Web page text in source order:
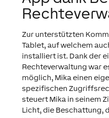
Zur unterstützten
Tablet, auf welchem
installiert ist. Dank der
Rechteverwaltung war
möglich, Mika einen
spezifischen
steuert Mika in seinem
Licht, die Beschattung,